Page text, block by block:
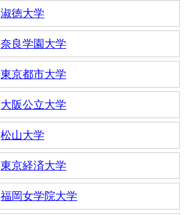
淑徳大学
奈良学園大学
東京都市大学
大阪公立大学
松山大学
東京経済大学
福岡女学院大学